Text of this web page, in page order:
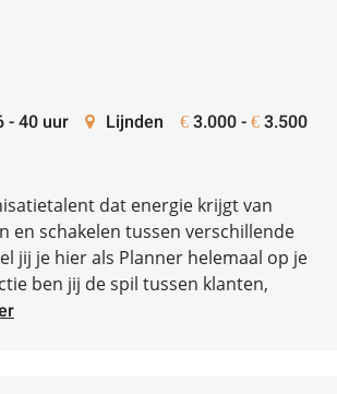
- 40 uur Lijnden € 3.000 - € 3.500
dat energie krijgt van
en schakelen tussen verschillende
jij je hier als Planner helemaal op je
ben jij de spil tussen klanten,